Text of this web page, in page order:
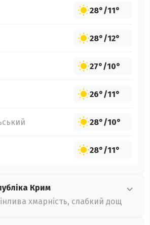
28°/11°
28°/12°
27°/10°
26°/11°
28°/10°
28°/11°
Крим
хмарність, слабкий дощ